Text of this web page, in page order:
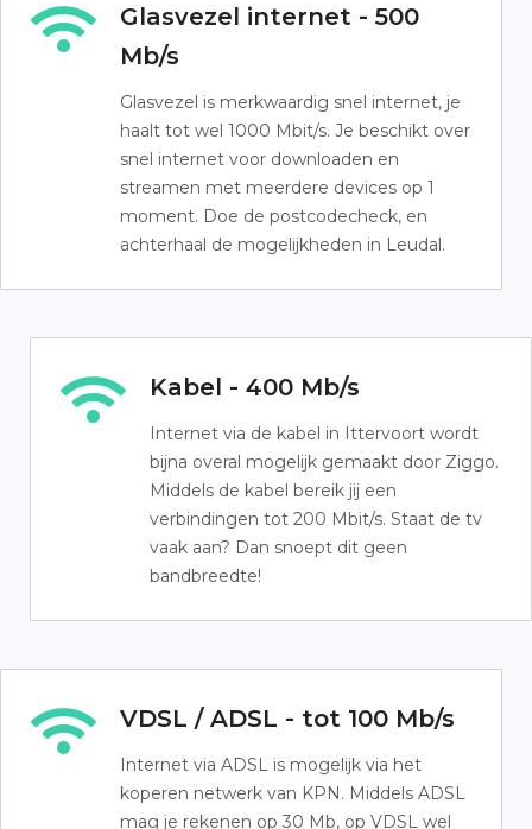
Glasvezel internet - 500
Mb/s
Glasvezel is merkwaardig snel internet, je
haalt tot wel 1000 Mbit/s. Je beschikt over
snel internet voor downloaden en
streamen met meerdere devices op 1
moment. Doe de postcodecheck, en
achterhaal de mogelijkheden in Leudal.
Kabel - 400 Mb/s
Internet via de kabel in Ittervoort wordt
bijna overal mogelijk gemaakt door Ziggo.
Middels de kabel bereik jij een
verbindingen tot 200 Mbit/s. Staat de tv
vaak aan? Dan snoept dit geen
bandbreedte!
VDSL / ADSL - tot 100 Mb/s
Internet via ADSL is mogelijk via het
koperen netwerk van KPN. Middels ADSL
mag je rekenen op 30 Mb, op VDSL wel